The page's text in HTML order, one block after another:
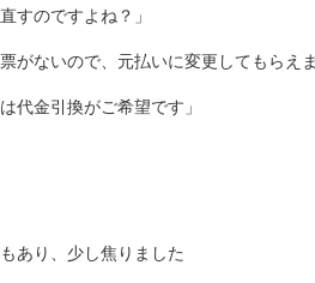
すのですよね？」
がないので、元払いに変更してもらえ
代金引換がご希望です」
あり、少し焦りました